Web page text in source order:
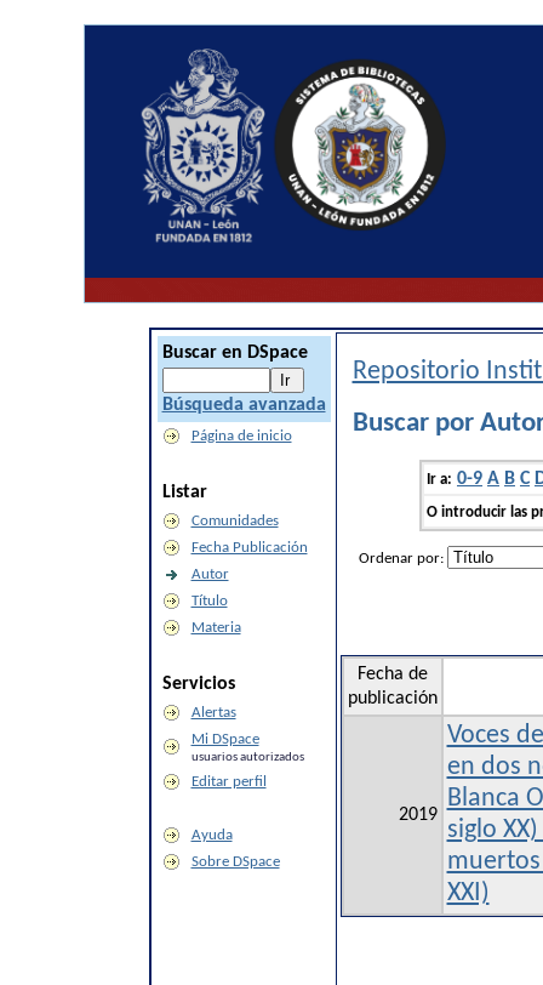
Buscar en DSpace
Búsqueda avanzada
Página de inicio
Listar
Comunidades
Fecha Publicación
Autor
Título
Materia
Servicios
Alertas
Mi DSpace
usuarios autorizados
Editar perfil
Ayuda
Sobre DSpace
Repositorio
Buscar por
Ir a: 0-9 A B C
O introducir las
Ordenar por:
Fecha de
publicación
2019
Voces
en dos
Blanca
siglo
XXI)